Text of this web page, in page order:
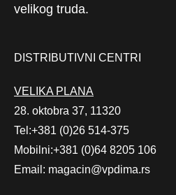
velikog truda.
DISTRIBUTIVNI CENTRI
VELIKA PLANA
28. oktobra 37, 11320
Tel:+381 (0)26 514-375
Mobilni:+381 (0)64 8205 106
Email: magacin@vpdima.rs